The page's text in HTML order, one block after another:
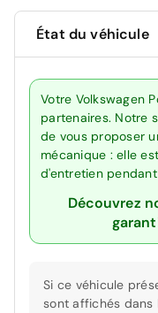
État du véhicule
Votre Volkswagen
partenaires. Notre
de vous proposer
mécanique : elle
d'entretien
Découvrez
Si ce véhicule
sont affichés dans